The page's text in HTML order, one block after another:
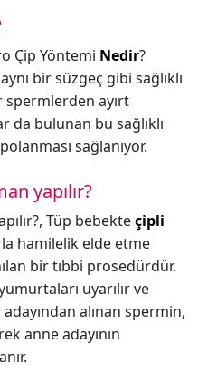
Çip Yöntemi Nedir?
bir süzgeç gibi sağlıklı
ayırt
da bulunan bu sağlıklı
sağlanıyor.
yapılır?
Tüp bebekteçipli
hamilelik elde etme
bir tıbbi prosedürdür.
uyarılır ve
adayından alınan spermin,
anne adayının